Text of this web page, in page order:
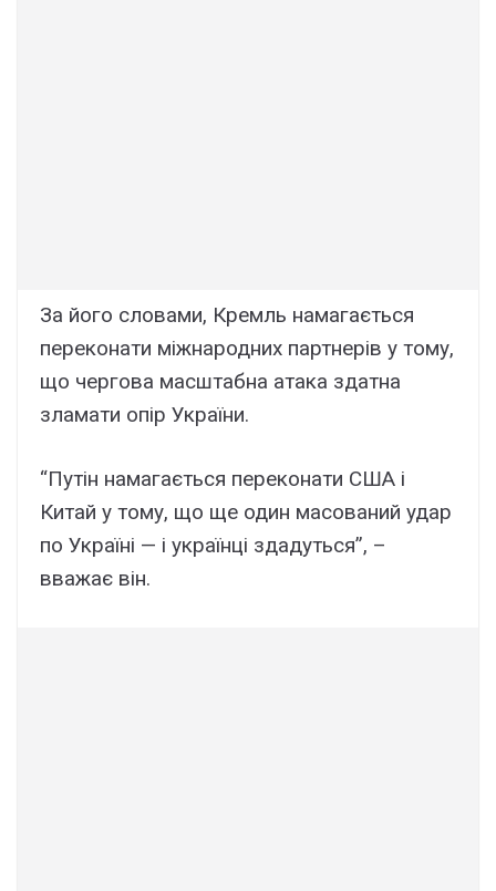
За його словами, Кремль намагається
переконати міжнародних партнерів у тому,
що чергова масштабна атака здатна
зламати опір України.
“Путін намагається переконати США і
Китай у тому, що ще один масований удар
по Україні — і українці здадуться”, –
вважає він.